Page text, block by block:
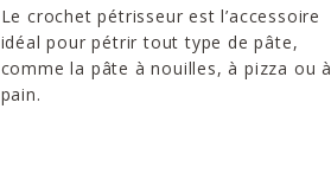
Le crochet pétrisseur est l’accessoire
idéal pour pétrir tout type de pâte,
comme la pâte à nouilles, à pizza ou à
pain.